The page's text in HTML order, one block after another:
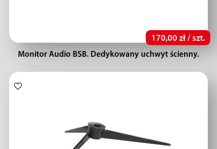
170,00 zł / szt.
Monitor Audio BSB. Dedykowany uchwyt ścienny.